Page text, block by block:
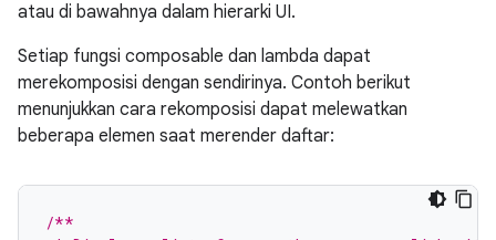
atau di bawahnya dalam hierarki UI.
Setiap fungsi composable dan lambda dapat
merekomposisi dengan sendirinya. Contoh berikut
menunjukkan cara rekomposisi dapat melewatkan
beberapa elemen saat merender daftar:
/**